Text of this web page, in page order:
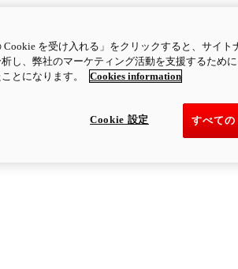
Cookie を受け入れる」をクリックすると、サイ
し、弊社のマーケティング活動を支援するため
とになります。
Cookies information
すべて
Cookie 設定